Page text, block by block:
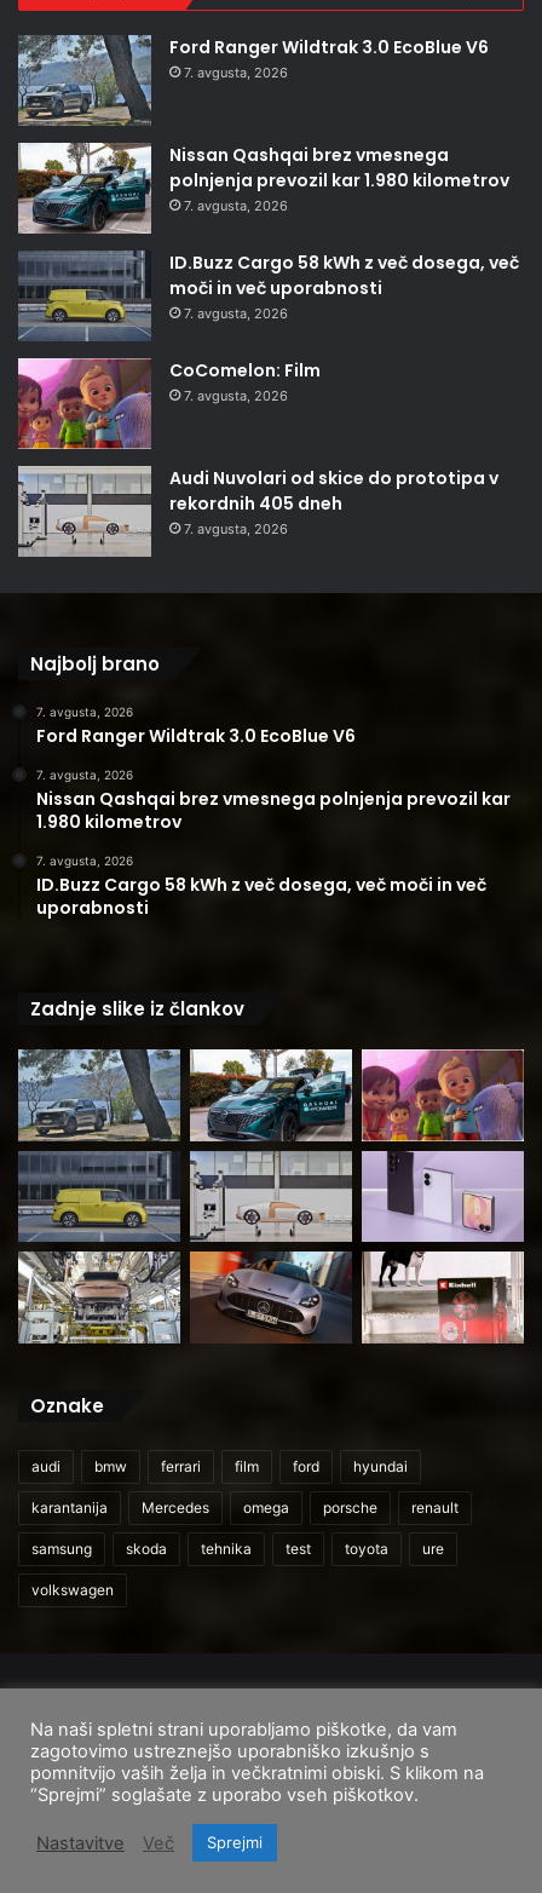
Ford Ranger Wildtrak 3.0 EcoBlue V6
7. avgusta, 2026
Nissan Qashqai brez vmesnega
polnjenja prevozil kar 1.980 kilometrov
7. avgusta, 2026
ID.Buzz Cargo 58 kWh z več dosega, več
moči in več uporabnosti
7. avgusta, 2026
CoComelon: Film
7. avgusta, 2026
Audi Nuvolari od skice do prototipa v
rekordnih 405 dneh
7. avgusta, 2026
Najbolj brano
7. avgusta, 2026
Ford Ranger Wildtrak 3.0 EcoBlue V6
7. avgusta, 2026
Nissan Qashqai brez vmesnega polnjenja prevozil kar
1.980 kilometrov
7. avgusta, 2026
ID.Buzz Cargo 58 kWh z več dosega, več moči in več
uporabnosti
Zadnje slike iz člankov
Oznake
audi bmw ferrari film ford hyundai
karantanija Mercedes omega porsche renault
samsung skoda tehnika test toyota ure
volkswagen
Domov
O nas Cenik storitev Pogoji uporabe
FacebookInstagram
TikTok
Na naši spletni strani uporabljamo piškotke, da vam
zagotovimo ustreznejšo uporabniško izkušnjo s
pomnitvijo vaših želja in večkratnimi obiski. S klikom na
“Sprejmi” soglašate z uporabo vseh piškotkov.
Nastavitve Več Sprejmi